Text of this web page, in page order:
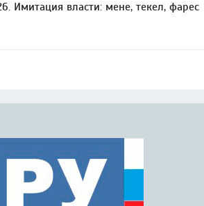
Имитация власти: мене, текел, фарес